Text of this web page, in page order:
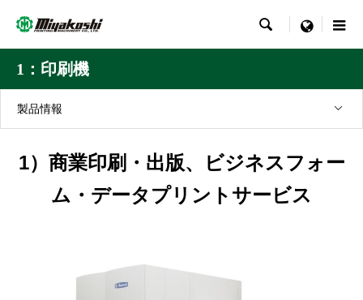
 menu
1：印刷機
製品情報
1）商業印刷・出版、ビジネスフォー
ム・データプリントサービス